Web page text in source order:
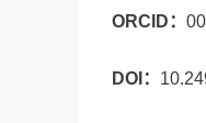
ORCID：
DOI ：